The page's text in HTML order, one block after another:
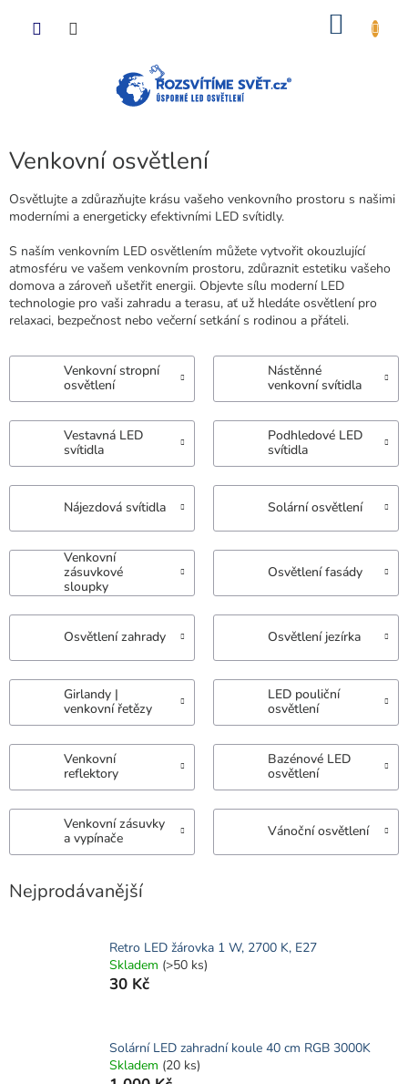
Venkovní osvětlení
Osvětlujte a zdůrazňujte krásu vašeho venkovního prostoru s našimi
moderními a energeticky efektivními LED svítidly.
S naším venkovním LED osvětlením můžete vytvořit okouzlující
atmosféru ve vašem venkovním prostoru, zdůraznit estetiku vašeho
domova a zároveň ušetřit energii. Objevte sílu moderní LED
technologie pro vaši zahradu a terasu, ať už hledáte osvětlení pro
relaxaci, bezpečnost nebo večerní setkání s rodinou a přáteli.
Venkovní stropní
osvětlení
Nástěnné
venkovní svítidla
Vestavná LED
svítidla
Podhledové LED
svítidla
Nájezdová svítidla Solární osvětlení
Venkovní
zásuvkové
sloupky
Osvětlení fasády
Osvětlení zahrady Osvětlení jezírka
Girlandy |
venkovní řetězy
LED pouliční
osvětlení
Venkovní
reflektory
Bazénové LED
osvětlení
Venkovní zásuvky
a vypínače
Vánoční osvětlení
Nejprodávanější
Retro LED žárovka 1 W, 2700 K, E27
Skladem (>50 ks)
30 Kč
Solární LED zahradní koule 40 cm RGB 3000K
Skladem (20 ks)